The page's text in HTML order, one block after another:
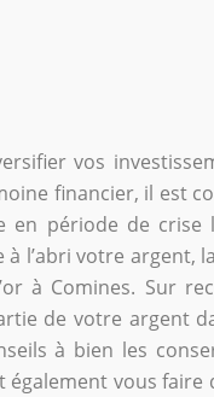
vos
financier, il est
en période de
l’abri votre argent,
à Comines. Sur
de votre argent
à bien les
vous faire